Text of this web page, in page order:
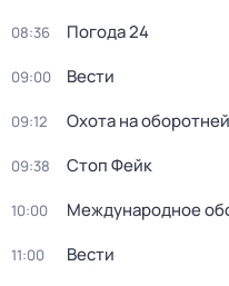
08:36 Погода 24
09:00 Вести
09:12 Охота на оборотней
09:38 Стоп Фейк
10:00 Международное
11:00 Вести